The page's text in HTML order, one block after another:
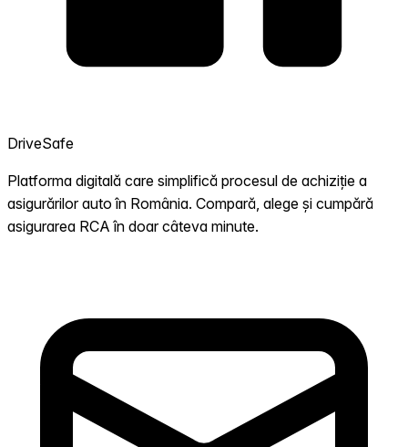
DriveSafe
Platforma digitală care simplifică procesul de achiziție a
asigurărilor auto în România. Compară, alege și cumpără
asigurarea RCA în doar câteva minute.